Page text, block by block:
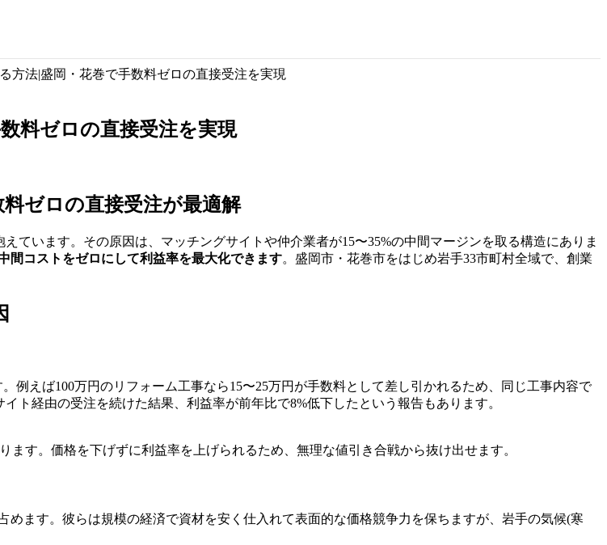
方法|盛岡・花巻で手数料ゼロの直接受注を実現
料ゼロの直接受注を実現
ゼロの直接受注が最適解
ています。その原因は、マッチングサイトや仲介業者が15〜35%の中間マージンを取る構造にありま
間コストをゼロにして利益率を最大化できます。盛岡市・花巻市をはじめ岩手33市町村全域で、創業
例えば100万円のリフォーム工事なら15〜25万円が手数料として差し引かれるため、同じ工事内容で
ト経由の受注を続けた結果、利益率が前年比で8%低下したという報告もあります。
す。価格を下げずに利益率を上げられるため、無理な値引き合戦から抜け出せます。
ます。彼らは規模の経済で資材を安く仕入れて表面的な価格競争力を保ちますが、岩手の気候(寒